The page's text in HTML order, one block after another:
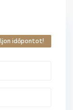
időpontot!